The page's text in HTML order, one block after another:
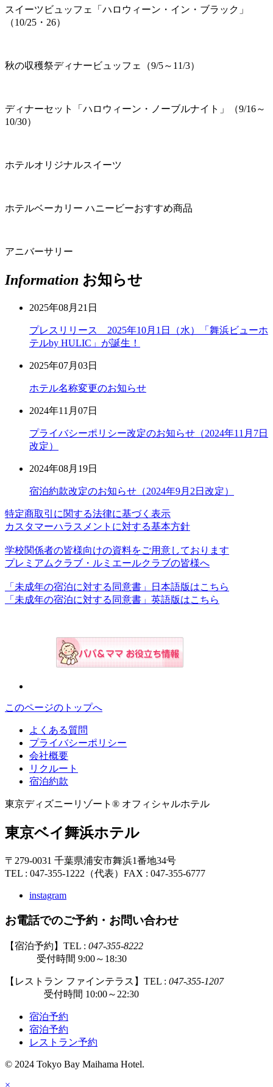
スイーツビュッフェ「ハロウィーン・イン・ブラック」
（10/25・26）
秋の収穫祭ディナービュッフェ（9/5～11/3）
ディナーセット「ハロウィーン・ノーブルナイト」（9/16～
10/30）
ホテルオリジナルスイーツ
ホテルベーカリー ハニービーおすすめ商品
アニバーサリー
Information お知らせ
2025年08月21日
プレスリリース 2025年10月1日（水）「舞浜ビューホ
テルby HULIC」が誕生！
2025年07月03日
ホテル名称変更のお知らせ
2024年11月07日
プライバシーポリシー改定のお知らせ（2024年11月7日
改定）
2024年08月19日
宿泊約款改定のお知らせ（2024年9月2日改定）
特定商取引に関する法律に基づく表示
カスタマーハラスメントに対する基本方針
学校関係者の皆様向けの資料をご用意しております
プレミアムクラブ・ルミエールクラブの皆様へ
「未成年の宿泊に対する同意書」日本語版はこちら
「未成年の宿泊に対する同意書」英語版はこちら
このページのトップへ
よくある質問
プライバシーポリシー
会社概要
リクルート
宿泊約款
東京ディズニーリゾート® オフィシャルホテル
東京ベイ舞浜ホテル
〒279-0031 千葉県浦安市舞浜1番地34号
TEL : 047-355-1222（代表） FAX : 047-355-6777
instagram
お電話でのご予約・お問い合わせ
【宿泊予約】TEL : 047-355-8222
受付時間 9:00～18:30
【レストラン ファインテラス】TEL : 047-355-1207
受付時間 10:00～22:30
宿泊予約
宿泊予約
レストラン予約
© 2024 Tokyo Bay Maihama Hotel.
×